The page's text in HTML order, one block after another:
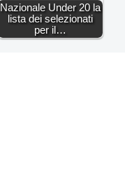
Nazionale Under 20 la
lista dei selezionati
per il…